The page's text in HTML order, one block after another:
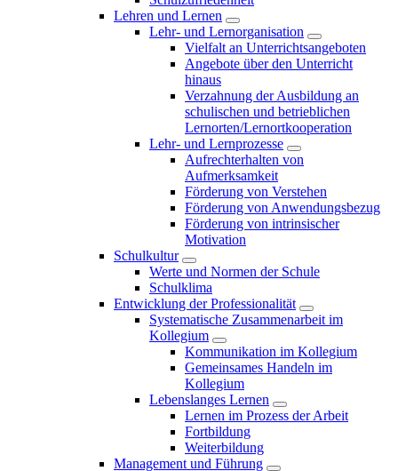
Lehren und Lernen
Lehr- und Lernorganisation
Vielfalt an Unterrichtsangeboten
Angebote über den Unterricht
hinaus
Verzahnung der Ausbildung an
schulischen und betrieblichen
Lernorten/Lernortkooperation
Lehr- und Lernprozesse
Aufrechterhalten von
Aufmerksamkeit
Förderung von Verstehen
Förderung von Anwendungsbezug
Förderung von intrinsischer
Motivation
Schulkultur
Werte und Normen der Schule
Schulklima
Entwicklung der Professionalität
Systematische Zusammenarbeit im
Kollegium
Kommunikation im Kollegium
Gemeinsames Handeln im
Kollegium
Lebenslanges Lernen
Lernen im Prozess der Arbeit
Fortbildung
Weiterbildung
Management und Führung